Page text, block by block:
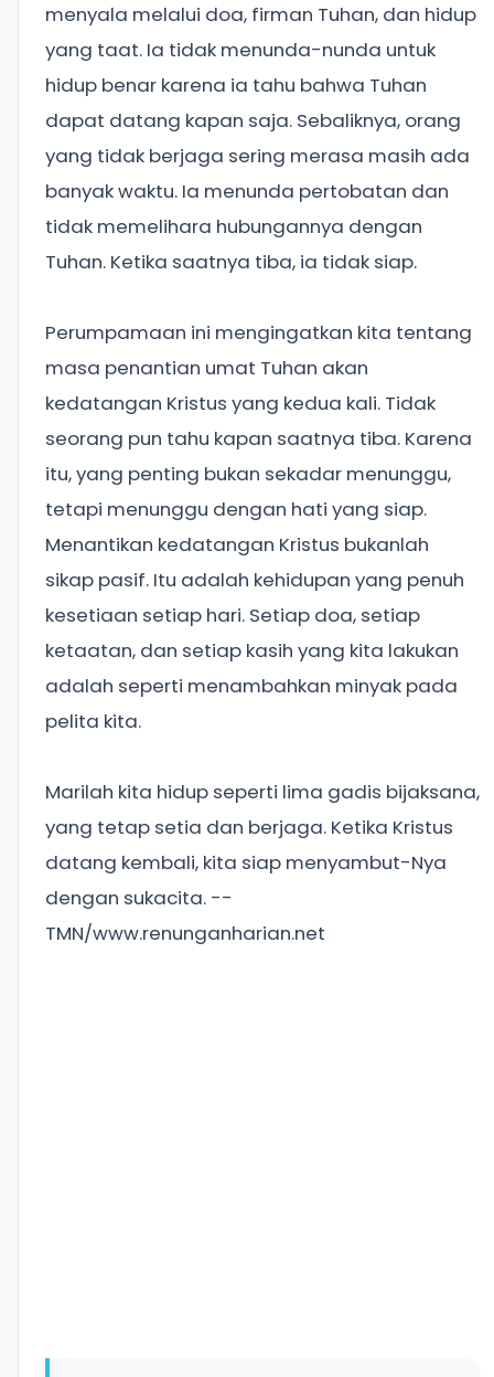
menyala melalui doa, firman Tuhan, dan hidup
yang taat. Ia tidak menunda-nunda untuk
hidup benar karena ia tahu bahwa Tuhan
dapat datang kapan saja. Sebaliknya, orang
yang tidak berjaga sering merasa masih ada
banyak waktu. Ia menunda pertobatan dan
tidak memelihara hubungannya dengan
Tuhan. Ketika saatnya tiba, ia tidak siap.
Perumpamaan ini mengingatkan kita tentang
masa penantian umat Tuhan akan
kedatangan Kristus yang kedua kali. Tidak
seorang pun tahu kapan saatnya tiba. Karena
itu, yang penting bukan sekadar menunggu,
tetapi menunggu dengan hati yang siap.
Menantikan kedatangan Kristus bukanlah
sikap pasif. Itu adalah kehidupan yang penuh
kesetiaan setiap hari. Setiap doa, setiap
ketaatan, dan setiap kasih yang kita lakukan
adalah seperti menambahkan minyak pada
pelita kita.
Marilah kita hidup seperti lima gadis bijaksana,
yang tetap setia dan berjaga. Ketika Kristus
datang kembali, kita siap menyambut-Nya
dengan sukacita. --
TMN/www.renunganharian.net